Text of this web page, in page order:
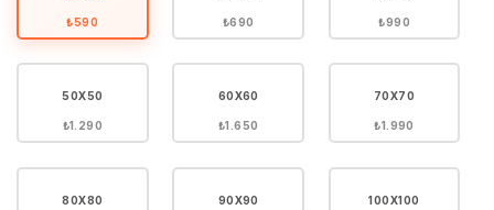
₺590 ₺690 ₺990
50X50
₺1.290
60X60
₺1.650
70X70
₺1.990
80X80 90X90 100X100